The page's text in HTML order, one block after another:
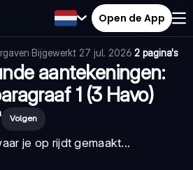
Open de App
·Bijgewerkt 27 jul. 2026·2 pagina's
aantekeningen:
1 (3 Havo)
Volgen
je op rijdt gemaakt...